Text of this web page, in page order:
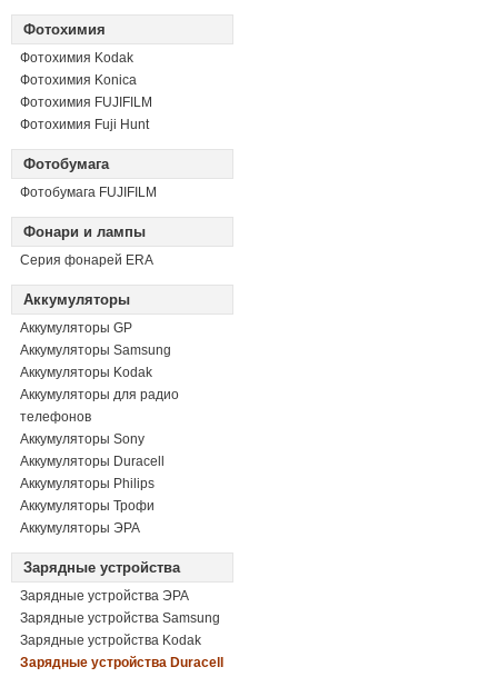
Фотохимия
Фотохимия Kodak
Фотохимия Konica
Фотохимия FUJIFILM
Фотохимия Fuji Hunt
Фотобумага
Фотобумага FUJIFILM
Фонари и лампы
Серия фонарей ERA
Аккумуляторы
Аккумуляторы GP
Аккумуляторы Samsung
Аккумуляторы Kodak
Аккумуляторы для радио
телефонов
Аккумуляторы Sony
Аккумуляторы Duracell
Аккумуляторы Philips
Аккумуляторы Трофи
Аккумуляторы ЭРА
Зарядные устройства
Зарядные устройства ЭРА
Зарядные устройства Samsung
Зарядные устройства Kodak
Зарядные устройства Duracell